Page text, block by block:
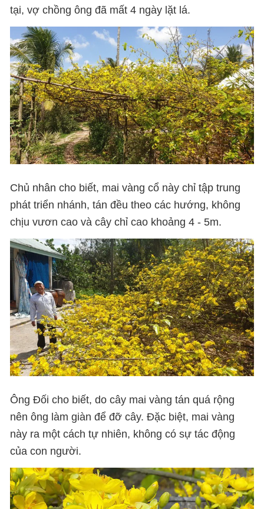
tại, vợ chồng ông đã mất 4 ngày lặt lá.
Chủ nhân cho biết, mai vàng cổ này chỉ tập trung
phát triển nhánh, tán đều theo các hướng, không
chịu vươn cao và cây chỉ cao khoảng 4 - 5m.
Ông Đối cho biết, do cây mai vàng tán quá rộng
nên ông làm giàn để đỡ cây. Đặc biệt, mai vàng
này ra một cách tự nhiên, không có sự tác động
của con người.